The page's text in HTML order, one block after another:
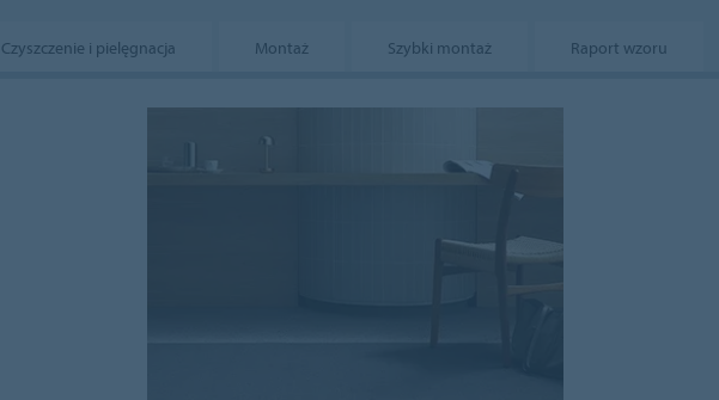
Czyszczenie i pielęgnacja Montaż Szybki montaż Raport wzoru